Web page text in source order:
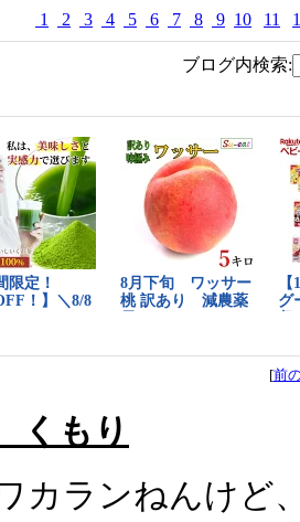
1 2 3 4 5 6 7 8 9 10 11
ブログ内検索:
[前
くもり
カランねんけど